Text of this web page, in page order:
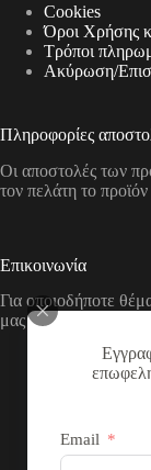
Email
Cookies
Όροι Χρήσης
Τρόποι
Aκύρωση/
Πληροφορίες
Οι αποστολές των
τον πελάτη το
Επικοινωνία
Για οποιοδήποτε
μας με τους
+30